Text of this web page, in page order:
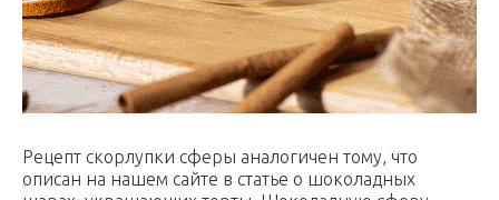
Рецепт скорлупки сферы аналогичен тому, что
описан на нашем сайте в статье о шоколадных